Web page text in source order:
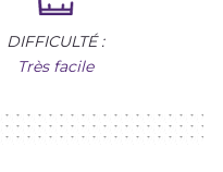
DIFFICULTÉ :
Très facile